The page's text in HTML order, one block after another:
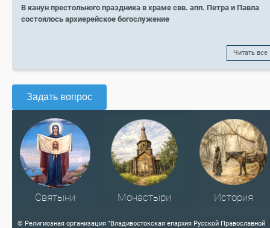
В канун престольного праздника в храме свв. апп. Петра и Павла
состоялось архиерейское богослужение
Читать все
Задать вопрос
Святыни Монастыри История
© Религиозная организация "Владивостокская епархия Русской Православной